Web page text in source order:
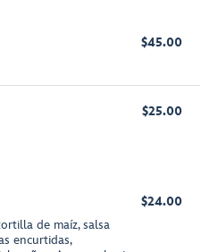
$45.00
$25.00
de maíz, salsa
encurtidas,
$24.00